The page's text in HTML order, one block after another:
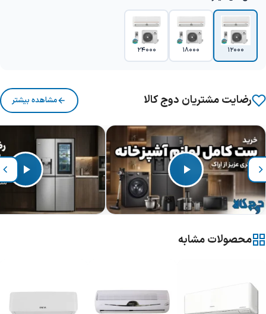
12000
18000
24000
رضایت مشتریان دوج کالا مشاهده بیشتر
محصولات مشابه